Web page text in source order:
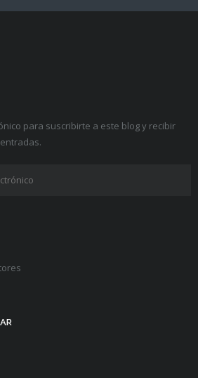
para suscribirte a este blog y recibir